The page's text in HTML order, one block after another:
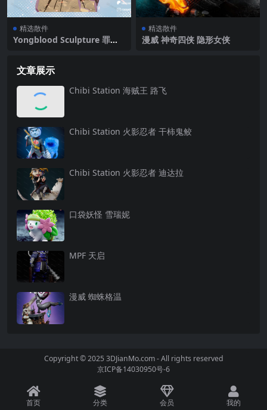
精选散件
Yongblood Sculpture 罪恶
精选散件
漫威 神奇四侠 隐形女侠
文章展示
Chibi Station 海贼王 路飞
Chibi Station 火影忍者 干柿鬼鲛
Chibi Station 火影忍者 迪达拉
口袋妖怪 雪瑞妮
MPF 天启
漫威 蜘蛛格温
Copyright © 2025 3DJianMo.com - All rights reserved
京ICP备14030950号-6
首页 分类 会员 我的